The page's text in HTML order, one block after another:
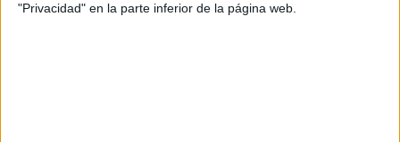
"Privacidad" en la parte inferior de la página web.
TWEET